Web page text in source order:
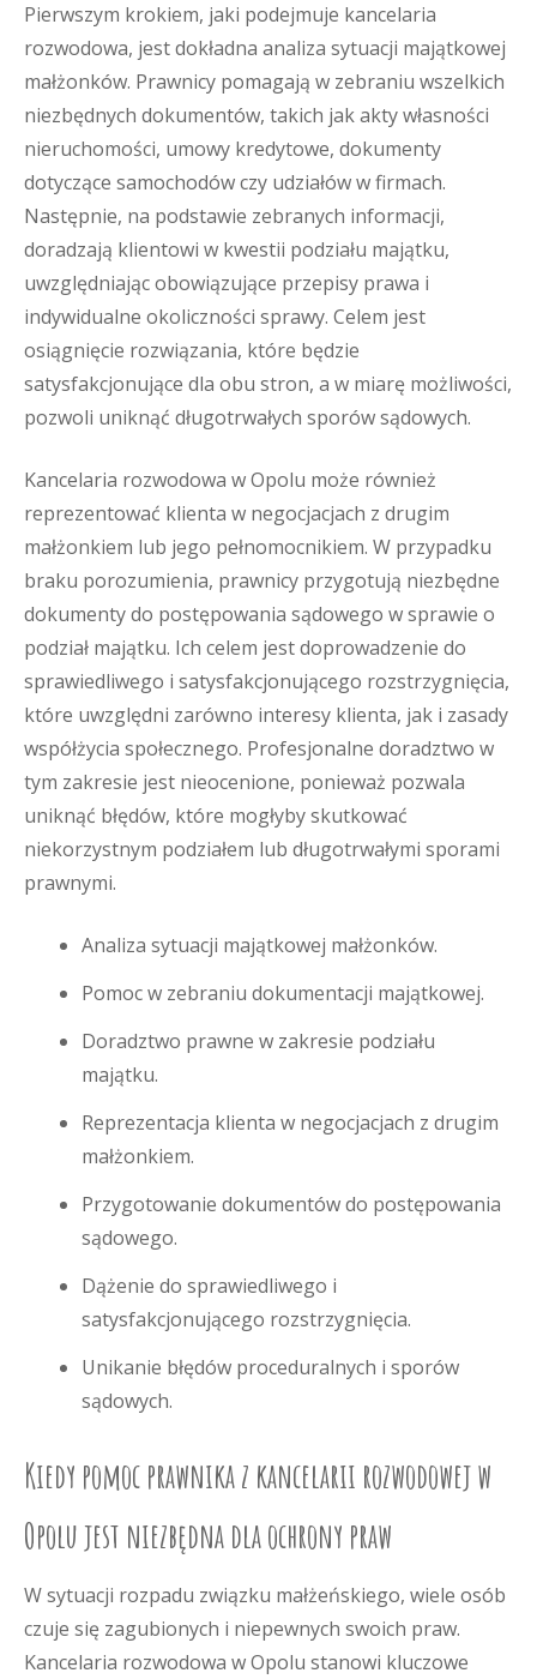
Pierwszym krokiem, jaki podejmuje kancelaria
rozwodowa, jest dokładna analiza sytuacji majątkowej
małżonków. Prawnicy pomagają w zebraniu wszelkich
niezbędnych dokumentów, takich jak akty własności
nieruchomości, umowy kredytowe, dokumenty
dotyczące samochodów czy udziałów w firmach.
Następnie, na podstawie zebranych informacji,
doradzają klientowi w kwestii podziału majątku,
uwzględniając obowiązujące przepisy prawa i
indywidualne okoliczności sprawy. Celem jest
osiągnięcie rozwiązania, które będzie
satysfakcjonujące dla obu stron, a w miarę możliwości,
pozwoli uniknąć długotrwałych sporów sądowych.
Kancelaria rozwodowa w Opolu może również
reprezentować klienta w negocjacjach z drugim
małżonkiem lub jego pełnomocnikiem. W przypadku
braku porozumienia, prawnicy przygotują niezbędne
dokumenty do postępowania sądowego w sprawie o
podział majątku. Ich celem jest doprowadzenie do
sprawiedliwego i satysfakcjonującego rozstrzygnięcia,
które uwzględni zarówno interesy klienta, jak i zasady
współżycia społecznego. Profesjonalne doradztwo w
tym zakresie jest nieocenione, ponieważ pozwala
uniknąć błędów, które mogłyby skutkować
niekorzystnym podziałem lub długotrwałymi sporami
prawnymi.
Analiza sytuacji majątkowej małżonków.
Pomoc w zebraniu dokumentacji majątkowej.
Doradztwo prawne w zakresie podziału
majątku.
Reprezentacja klienta w negocjacjach z drugim
małżonkiem.
Przygotowanie dokumentów do postępowania
sądowego.
Dążenie do sprawiedliwego i
satysfakcjonującego rozstrzygnięcia.
Unikanie błędów proceduralnych i sporów
sądowych.
Kiedy pomoc prawnika z kancelarii rozwodowej w
Opolu jest niezbędna dla ochrony praw
W sytuacji rozpadu związku małżeńskiego, wiele osób
czuje się zagubionych i niepewnych swoich praw.
Kancelaria rozwodowa w Opolu stanowi kluczowe